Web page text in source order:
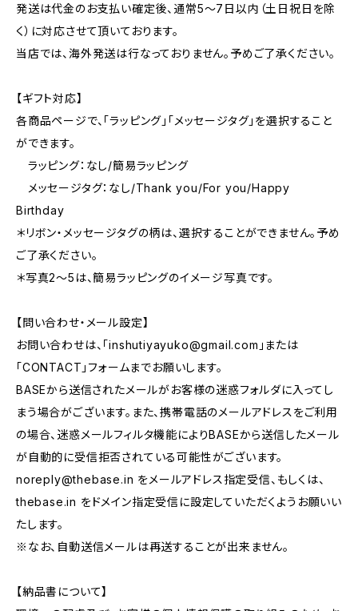
発送は代金のお支払い確定後、通常5～7日以内（土日祝日を除
く）に対応させて頂いております。
当店では、海外発送は行なっておりません。予めご了承ください。
【ギフト対応】
各商品ページで、「ラッピング」「メッセージタグ」を選択すること
ができます。
ラッピング：なし/簡易ラッピング
メッセージタグ：なし/Thank you/For you/Happy
Birthday
＊リボン・メッセージタグの柄は、選択することができません。予め
ご了承ください。
＊写真2〜5は、簡易ラッピングのイメージ写真です。
【問い合わせ・メール設定】
お問い合わせは、「inshutiyayuko@gmail.com 」または
「CONTACT」フォームまでお願いします。
BASEから送信されたメールがお客様の迷惑フォルダに入ってし
まう場合がございます。また、携帯電話のメールアドレスをご利用
の場合、迷惑メールフィルタ機能によりBASEから送信したメール
が自動的に受信拒否されている可能性がございます。
noreply@thebase.in をメールアドレス指定受信、もしくは、
thebase.in をドメイン指定受信に設定していただくようお願いい
たします。
※なお、自動送信メールは再送することが出来ません。
【納品書について】